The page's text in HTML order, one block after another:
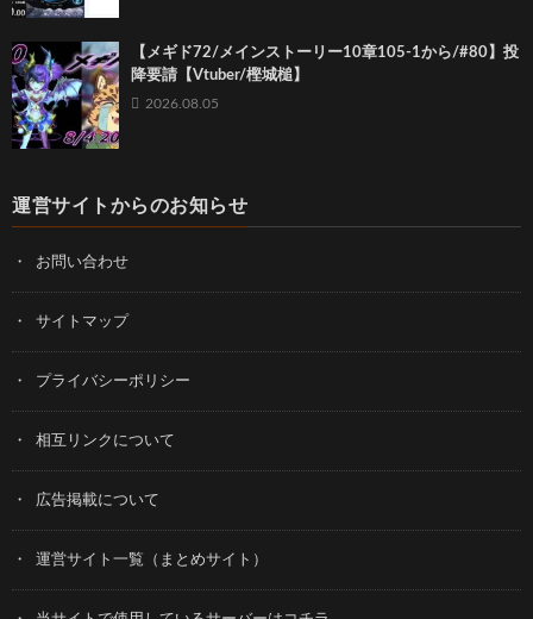
【メギド72/メインストーリー10章105-1から/#80】投
降要請【Vtuber/樫城槌】
2026.08.05
運営サイトからのお知らせ
お問い合わせ
サイトマップ
プライバシーポリシー
相互リンクについて
広告掲載について
運営サイト一覧（まとめサイト）